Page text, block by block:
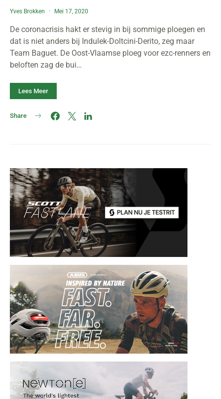
Yves Brokken Mei 17, 2020
De coronacrisis hakt er stevig in bij sommige ploegen en
dat is niet anders bij Indulek-Doltcini-Derito, zeg maar
Team Baguet. De Oost-Vlaamse ploeg voor ezc-renners en
beloften zag de bui…
Lees Meer
Share